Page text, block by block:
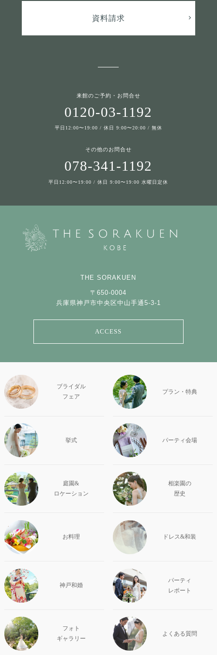
資料請求
来館のご予約・お問合せ
0120-03-1192
平日12:00〜19:00 / 休日 9:00〜20:00 / 無休
その他のお問合せ
078-341-1192
平日12:00〜19:00 / 休日 9:00〜19:00 水曜日定休
THE SORAKUEN
〒650-0004
兵庫県神戸市中央区中山手通5-3-1
ACCESS
ブライダル
フェア
プラン・特典
挙式 パーティ会場
庭園&
ロケーション
相楽園の
歴史
お料理 ドレス&和装
神戸和婚
パーティ
レポート
フォト
ギャラリー
よくある質問